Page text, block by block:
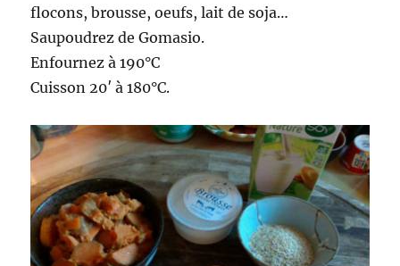
flocons, brousse, oeufs, lait de soja…
Saupoudrez de Gomasio.
Enfournez à 190°C
Cuisson 20′ à 180°C.